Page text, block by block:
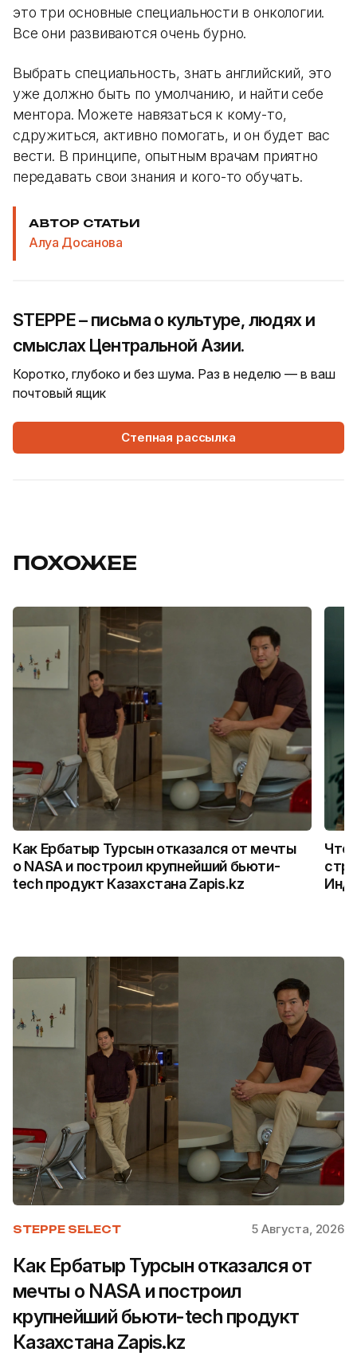
это три основные специальности в онкологии.
Все они развиваются очень бурно.
Выбрать специальность, знать английский, это
уже должно быть по умолчанию, и найти себе
ментора. Можете навязаться к кому-то,
сдружиться, активно помогать, и он будет вас
вести. В принципе, опытным врачам приятно
передавать свои знания и кого-то обучать.
АВТОР СТАТЬИ
Алуа Досанова
STEPPE – письма о культуре, людях и
смыслах Центральной Азии.
Коротко, глубоко и без шума. Раз в неделю — в ваш
почтовый ящик
Степная рассылка
ПОХОЖЕЕ
Как Ербатыр Турсын отказался от мечты
о NASA и построил крупнейший бьюти-
tech продукт Казахстана Zapis.kz
Что
STEPPE SELECT 5 Августа, 2026
Как Ербатыр Турсын отказался от
мечты о NASA и построил
крупнейший бьюти-tech продукт
Казахстана Zapis.kz